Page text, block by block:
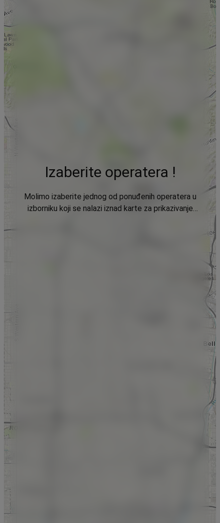
Izaberite operatera !
Molimo izaberite jednog od ponuđenih operatera u
izborniku koji se nalazi iznad karte za prikazivanje